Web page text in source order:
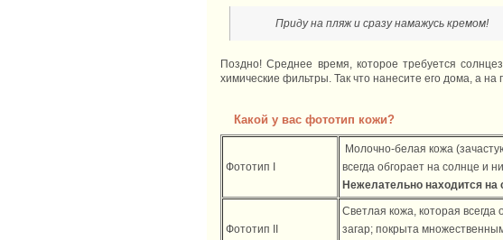
Приду на пляж и сразу намажусь кремом!
Поздно! Среднее время, которое требуется
химические фильтры. Так что нанесите его дома, а на
Какой у вас фототип кожи?
Фототип I
Молочно-белая кожа
всегда обгорает на солнце и
Нежелательно находится на
Фототип II
Светлая кожа, которая всегда
загар; покрыта